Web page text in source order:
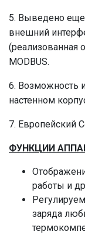
5. Выведено еще
внешний
(реализованная
MODBUS.
6. Возможность
настенном
7. Европейский
ФУНКЦИИ
работы и
заряда